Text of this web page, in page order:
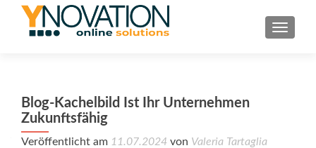
Blog-Kachelbild Ist Ihr Unternehmen
Zukunftsfähig
Veröffentlicht am 11.07.2024 von Valeria Tartaglia